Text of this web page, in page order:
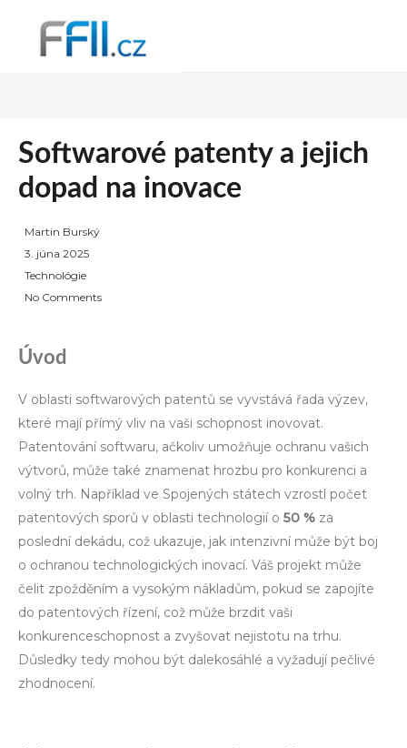
Softwarové patenty a jejich
dopad na inovace
Martin Burský
P
o
d
n
3. júna 2025
Technológie
No Comments
Úvod
V oblasti softwarových patentů se vyvstává řada výzev,
které mají přímý vliv na vaši schopnost inovovat.
Patentování softwaru, ačkoliv umožňuje ochranu vašich
výtvorů, může také znamenat hrozbu pro konkurenci a
volný trh. Například ve Spojených státech vzrostl počet
patentových sporů v oblasti technologií o 50 % za
poslední dekádu, což ukazuje, jak intenzivní může být boj
o ochranou technologických inovací. Váš projekt může
čelit zpožděním a vysokým nákladům, pokud se zapojíte
do patentových řízení, což může brzdit vaši
konkurenceschopnost a zvyšovat nejistotu na trhu.
Důsledky tedy mohou být dalekosáhlé a vyžadují pečlivé
zhodnocení.